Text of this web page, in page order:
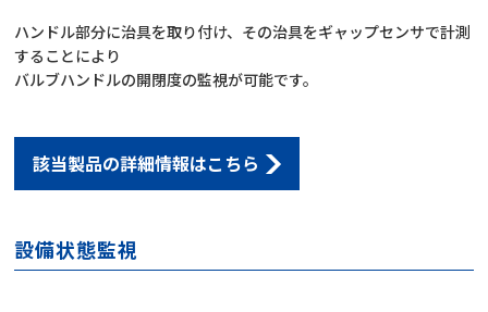
ハンドル部分に治具を取り付け、その治具をギャップセンサで計測
することにより
バルブハンドルの開閉度の監視が可能です。
該当製品の詳細情報はこちら
設備状態監視